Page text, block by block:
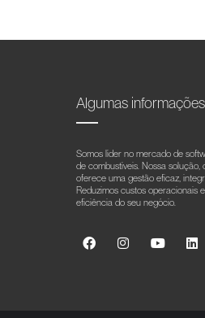
Algumas informações
Somos líder no mercado de
de combustíveis. Nossa solução,
oferece uma gestão eficaz,
Reduzimos custos operacionais
eficiência do seu negócio.